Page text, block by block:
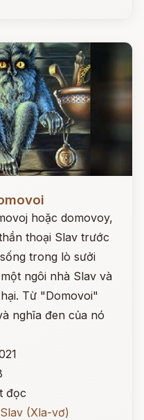
hoặc domovoy,
thoại Slav trước
trong lò sưởi
ngôi nhà Slav và
Từ "Domovoi"
nghĩa đen của nó
đọc
(Xla-vơ)